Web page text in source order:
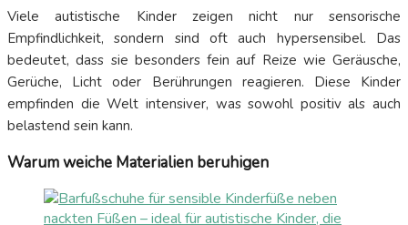
Viele autistische Kinder zeigen nicht nur sensorische
Empfindlichkeit, sondern sind oft auch hypersensibel. Das
bedeutet, dass sie besonders fein auf Reize wie Geräusche,
Gerüche, Licht oder Berührungen reagieren. Diese Kinder
empfinden die Welt intensiver, was sowohl positiv als auch
belastend sein kann.
Warum weiche Materialien beruhigen